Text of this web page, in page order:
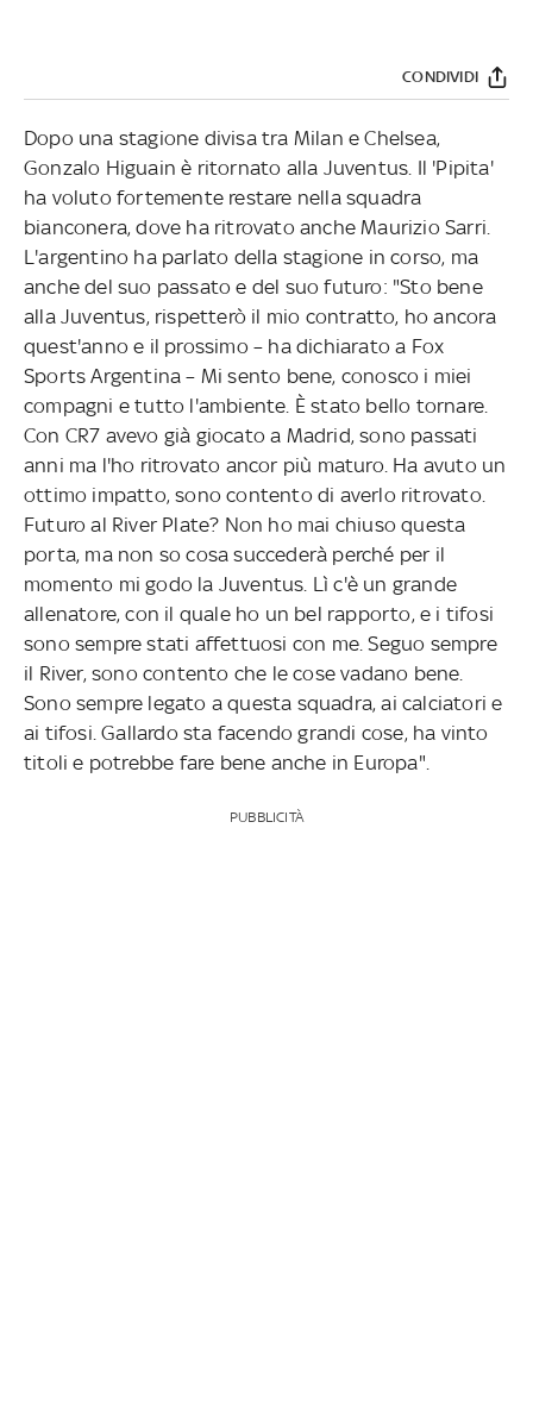
CONDIVIDI
Dopo una stagione divisa tra Milan e Chelsea,
Gonzalo Higuain è ritornato alla Juventus. Il 'Pipita'
ha voluto fortemente restare nella squadra
bianconera, dove ha ritrovato anche Maurizio Sarri.
L'argentino ha parlato della stagione in corso, ma
anche del suo passato e del suo futuro: "Sto bene
alla Juventus, rispetterò il mio contratto, ho ancora
quest'anno e il prossimo – ha dichiarato a Fox
Sports Argentina – Mi sento bene, conosco i miei
compagni e tutto l'ambiente. È stato bello tornare.
Con CR7 avevo già giocato a Madrid, sono passati
anni ma l'ho ritrovato ancor più maturo. Ha avuto un
ottimo impatto, sono contento di averlo ritrovato.
Futuro al River Plate? Non ho mai chiuso questa
porta, ma non so cosa succederà perché per il
momento mi godo la Juventus. Lì c'è un grande
allenatore, con il quale ho un bel rapporto, e i tifosi
sono sempre stati affettuosi con me. Seguo sempre
il River, sono contento che le cose vadano bene.
Sono sempre legato a questa squadra, ai calciatori e
ai tifosi. Gallardo sta facendo grandi cose, ha vinto
titoli e potrebbe fare bene anche in Europa".
PUBBLICITÀ